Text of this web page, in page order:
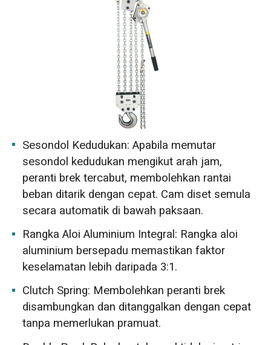
Sesondol Kedudukan: Apabila memutar
sesondol kedudukan mengikut arah jam,
peranti brek tercabut, membolehkan rantai
beban ditarik dengan cepat. Cam diset semula
secara automatik di bawah paksaan.
Rangka Aloi Aluminium Integral: Rangka aloi
aluminium bersepadu memastikan faktor
keselamatan lebih daripada 3:1.
Clutch Spring: Membolehkan peranti brek
disambungkan dan ditanggalkan dengan cepat
tanpa memerlukan pramuat.